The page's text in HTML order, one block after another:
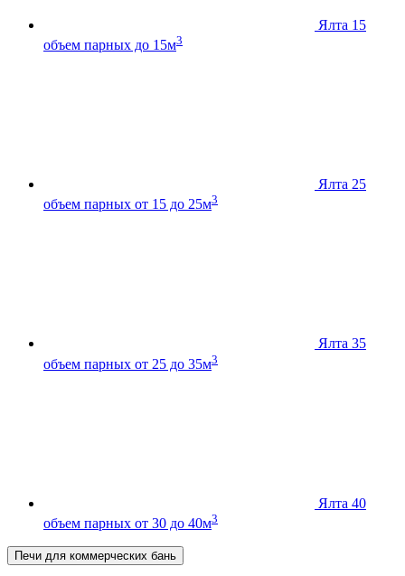
Ялта 15
объем парных до 15м3
Ялта 25
объем парных от 15 до 25м3
Ялта 35
объем парных от 25 до 35м3
Ялта 40
объем парных от 30 до 40м3
Печи для коммерческих бань